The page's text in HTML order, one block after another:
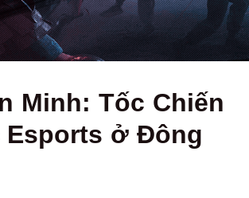
Minh: Tốc Chiến
ở Đông